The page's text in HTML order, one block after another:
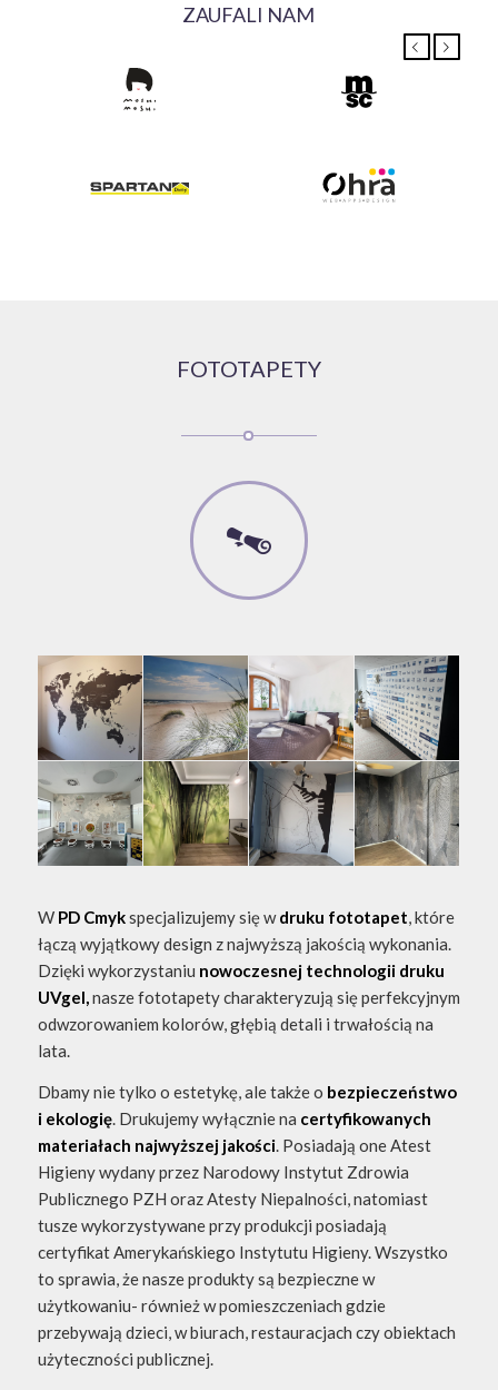
ZAUFALI NAM
FOTOTAPETY
WPD Cmykspecjalizujemy się wdruku fototapet, które
łączą wyjątkowy design z najwyższą jakością wykonania.
Dzięki wykorzystaniunowoczesnej technologii druku
UVgel,nasze fototapety charakteryzują się perfekcyjnym
odwzorowaniem kolorów, głębią detali i trwałością na
lata.
Dbamy nie tylko o estetykę, ale także obezpieczeństwo
i ekologię. Drukujemy wyłącznie nacertyfikowanych
materiałach najwyższej jakości. Posiadają one Atest
Higieny wydany przez Narodowy Instytut Zdrowia